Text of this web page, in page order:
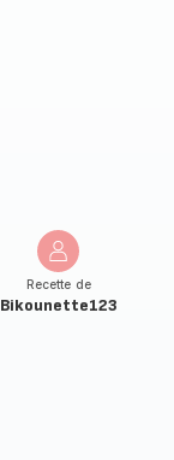
Recette de
Bikounette123